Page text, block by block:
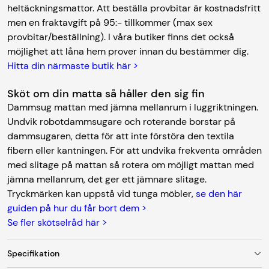
heltäckningsmattor. Att beställa provbitar är kostnadsfritt
men en fraktavgift på 95:- tillkommer (max sex
provbitar/beställning). I våra butiker finns det också
möjlighet att låna hem prover innan du bestämmer dig.
Hitta din närmaste butik här >
Sköt om din matta så håller den sig fin
Dammsug mattan med jämna mellanrum i luggriktningen.
Undvik robotdammsugare och roterande borstar på
dammsugaren, detta för att inte förstöra den textila
fibern eller kantningen. För att undvika frekventa områden
med slitage på mattan så rotera om möjligt mattan med
jämna mellanrum, det ger ett jämnare slitage.
Tryckmärken kan uppstå vid tunga möbler,se den här
guiden på hur du får bort dem >
Se fler skötselråd här >
Specifikation